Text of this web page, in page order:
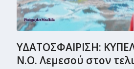
ΥΔΑΤΟΣΦΑΙΡΙΣΗ:
Ν.Ο. Λεμεσού στον